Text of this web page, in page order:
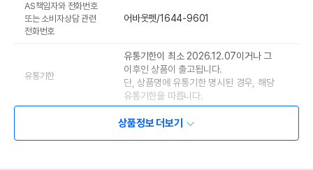
AS책임자와 전화번호
또는 소비자상담 관련
전화번호
어바웃펫/1644-9601
유통기한
유통기한이 최소 2026.12.07이거나 그
이후인 상품이 출고됩니다.
단, 상품명에 유통기한 명시된 경우, 해당
유통기한을 따릅니다.
상품정보 더보기